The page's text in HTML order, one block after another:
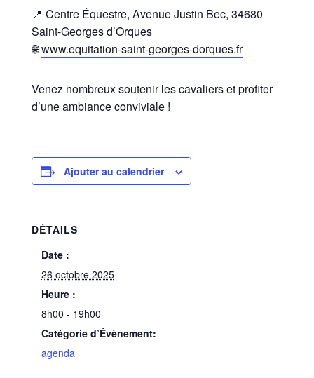
📍 Centre Équestre, Avenue Justin Bec, 34680
Saint-Georges d’Orques
🌐www.equitation-saint-georges-dorques.fr
Venez nombreux soutenir les cavaliers et profiter
d’une ambiance conviviale !
Ajouter au calendrier
DÉTAILS
Date :
26 octobre 2025
Heure :
8h00 - 19h00
Catégorie d’Évènement:
agenda